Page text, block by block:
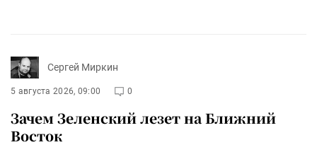
Сергей Миркин
5 августа 2026, 09:00 0
Зачем Зеленский лезет на Ближний
Восток